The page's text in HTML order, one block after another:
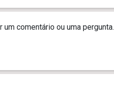
4.1 kg
comentário ou uma pergunta.